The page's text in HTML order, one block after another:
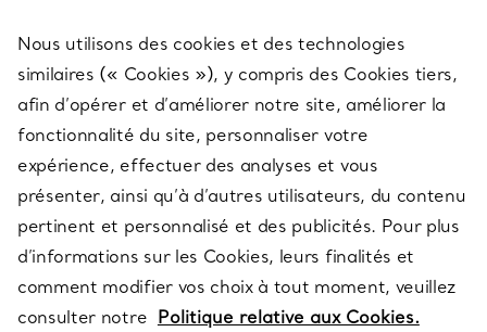
SERVICES
À PROPOS
QUESTIONS LÉGALES
SUIVEZ-NOUS
Nous utilisons des cookies et des technologies
similaires (« Cookies »), y compris des Cookies tiers,
afin d’opérer et d’améliorer notre site, améliorer la
fonctionnalité du site, personnaliser votre
expérience, effectuer des analyses et vous
présenter, ainsi qu’à d’autres utilisateurs, du contenu
pertinent et personnalisé et des publicités. Pour plus
d’informations sur les Cookies, leurs finalités et
comment modifier vos choix à tout moment, veuillez
consulter notre Politique relative aux Cookies.